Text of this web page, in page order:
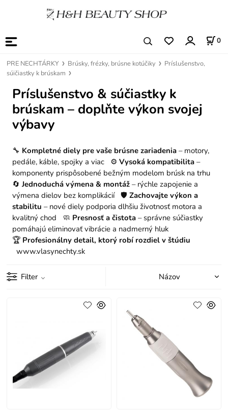
0
PRE NECHTÁRKY Brúsky, frézky, brúsne kotúčiky
Príslušenstvo,
súičiastky k brúskam
Príslušenstvo & súčiastky k
brúskam – doplňte výkon svojej
výbavy
🔧 Kompletné diely pre vaše brúsne zariadenia– motory,
pedále, káble, spojky a viac ⚙️ Vysoká kompatibilita–
komponenty prispôsobené bežným modelom brúsk na trhu
🔄 Jednoduchá výmena & montáž– rýchle zapojenie a
výmena dielov bez komplikácií 🛡️ Zachovajte výkon a
stabilitu – nové diely podporia dlhšiu životnosť motora a
kvalitný chod 🧼 Presnosť a čistota– správne súčiastky
pomáhajú eliminovať vibrácie a nadmerný hluk
🏆 Profesionálny detail, ktorý robí rozdiel v štúdiu
www.vlasynechty.sk
Filter